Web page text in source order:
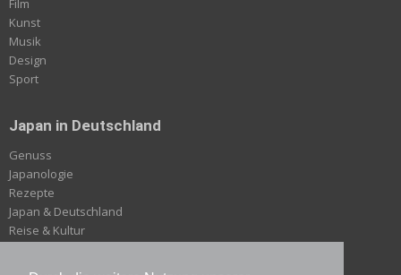
Film
Kunst
Musik
Design
Sport
Japan in Deutschland
Genuss
Japanologie
Rezepte
Japan & Deutschland
Reise & Kultur